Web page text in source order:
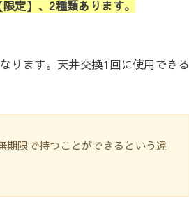
定】、2種類あります。
ります。天井交換1回に使用できる
期限で持つことができるという違